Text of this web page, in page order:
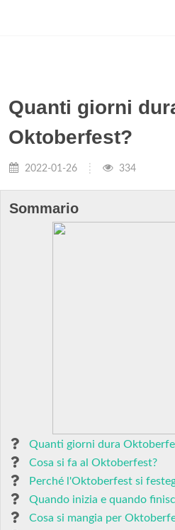
Quanti giorni
Oktoberfest?
2022-01-26 334
Sommario
Quanti giorni dura
Cosa si fa al Oktoberfest?
Perché l'Oktoberfest si
Quando inizia e quando
Cosa si mangia per